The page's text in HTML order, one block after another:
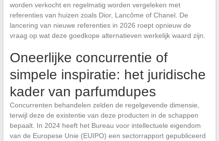
worden verkocht en regelmatig worden vergeleken met
referenties van huizen zoals Dior, Lancôme of Chanel. De
lancering van nieuwe referenties in 2026 roept opnieuw de
vraag op wat deze goedkope alternatieven werkelijk waard zijn.
Oneerlijke concurrentie of
simpele inspiratie: het juridische
kader van parfumdupes
Concurrenten behandelen zelden de regelgevende dimensie,
terwijl deze de existentie van deze producten in de schappen
bepaalt. In 2024 heeft het Bureau voor intellectuele eigendom
van de Europese Unie (EUIPO) een sectorrapport gepubliceerd